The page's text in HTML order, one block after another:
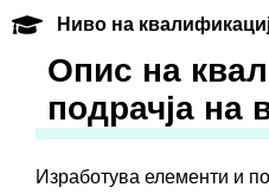
Ниво на
Oпис на
подрачја на
Изработува елементи и